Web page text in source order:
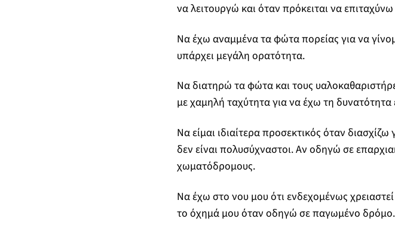
να λειτουργώ και όταν πρόκειται να
Να έχω αναμμένα τα φώτα πορείας για να
υπάρχει μεγάλη ορατότητα.
Να διατηρώ τα φώτα και τους
με χαμηλή ταχύτητα για να έχω τη
Να είμαι ιδιαίτερα προσεκτικός όταν
δεν είναι πολυσύχναστοι. Αν οδηγώ σε
χωματόδρομους.
Να έχω στο νου μου ότι ενδεχομένως
το όχημά μου όταν οδηγώ σε παγωμένο δρόμο.